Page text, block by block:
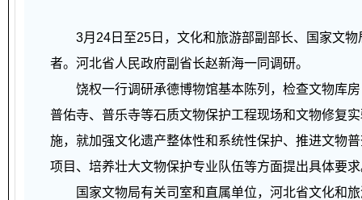
3月24日至25日，文化和旅游部副部长、国家文物
者。河北省人民政府副省长赵新海一同调研。
饶权一行调研承德博物馆基本陈列，检查文物库房
普佑寺、普乐寺等石质文物保护工程现场和文物修复
施，就加强文化遗产整体性和系统性保护、推进文物
项目、培养壮大文物保护专业队伍等方面提出具体要
国家文物局有关司室和直属单位，河北省文化和旅